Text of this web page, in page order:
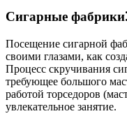
Сигарные
Посещение сигарной
своими глазами, как
Процесс скручивания
требующее большого
работой торседоров
увлекательное занятие.